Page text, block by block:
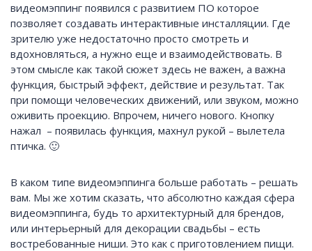
видеомэппинг появился с развитием ПО которое
позволяет создавать интерактивные инсталляции. Где
зрителю уже недостаточно просто смотреть и
вдохновляться, а нужно еще и взаимодействовать. В
этом смысле как такой сюжет здесь не важен, а важна
функция, быстрый эффект, действие и результат. Так
при помощи человеческих движений, или звуком, можно
оживить проекцию. Впрочем, ничего нового. Кнопку
нажал – появилась функция, махнул рукой – вылетела
птичка. 🙂
В каком типе видеомэппинга больше работать – решать
вам. Мы же хотим сказать, что абсолютно каждая сфера
видеомэппинга, будь то архитектурный для брендов,
или интерьерный для декорации свадьбы – есть
востребованные ниши. Это как с приготовлением пищи.